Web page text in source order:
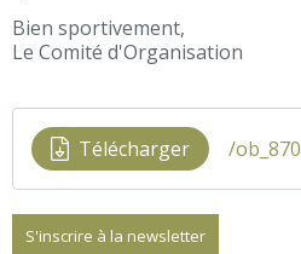
Bien sportivement,
Le Comité d'Organisation
Télécharger
S'inscrire à la newsletter